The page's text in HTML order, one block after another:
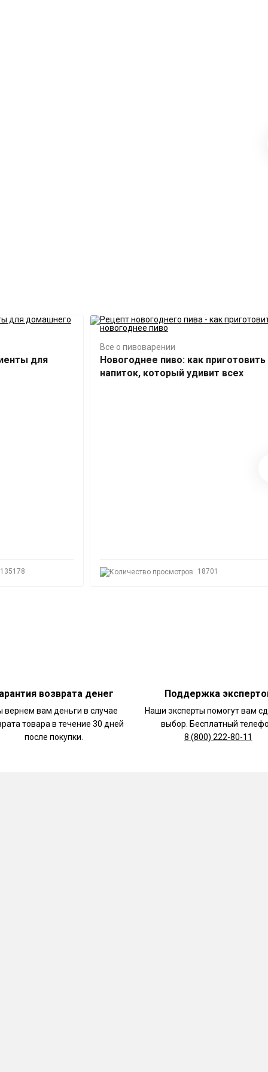
для
135178
Все о пивоварении
Новогоднее пиво: как приготовить
напиток, который удивит всех
18701
возврата денег
вернем вам деньги в случае
товара в течение 30 дней
после покупки.
Поддержка
Наши эксперты помогут вам
выбор. Бесплатный
8 (800) 222-80-11